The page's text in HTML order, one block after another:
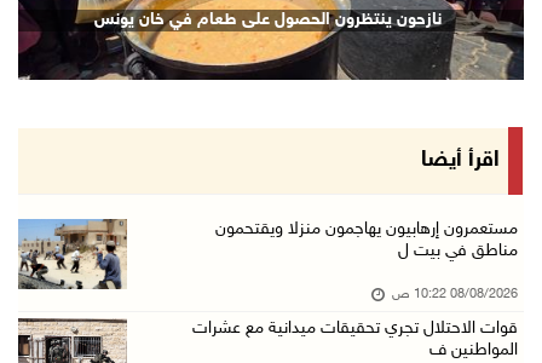
08/آب/2026 12:01 ص
قوات الاحتلال تقتحم بيت فجار جنوب بيت لحم
أسعار الغذاء العالمية عند أعلى مستوى منذ 3 سن ...
قوات الاحتلال تقتحم بيت لحم
قوات الاحتلال تعتقل طفلا من قرية عنزا جنوب جن ...
07/آب/2026 10:17 م
نازحون ينتظرون الحصول على طعام في خان يونس
اقرأ أيضا
مستعمرون إرهابيون يهاجمون منزلا ويقتحمون
مناطق في بيت ل
08/08/2026 10:22 ص
قوات الاحتلال تجري تحقيقات ميدانية مع عشرات
المواطنين ف